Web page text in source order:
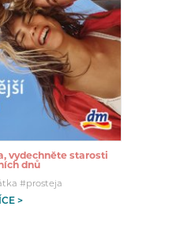
vydechněte starosti
dnů
#prosteja
>